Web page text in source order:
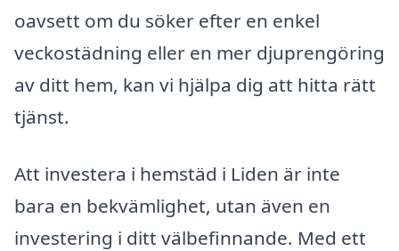
oavsett om du söker efter en enkel
veckostädning eller en mer djuprengöring
av ditt hem, kan vi hjälpa dig att hitta rätt
tjänst.
Att investera i hemstäd i Liden är inte
bara en bekvämlighet, utan även en
investering i ditt välbefinnande. Med ett